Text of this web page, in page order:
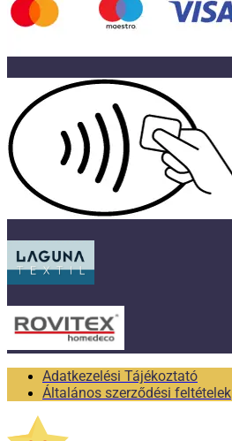
Adatkezelési Tájékoztató
Általános szerződési feltételek